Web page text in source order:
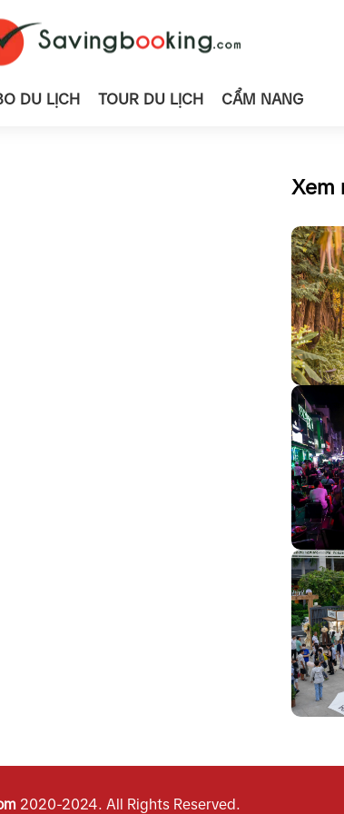
DU LỊCH TOUR DU LỊCH CẨM NANG
Xem
2020-2024. All Rights Reserved.